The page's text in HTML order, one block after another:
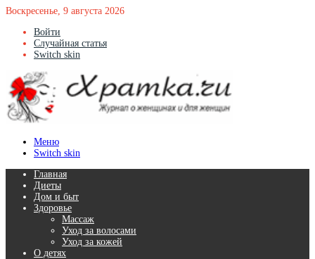
Воскресенье, 9 августа 2026
Войти
Случайная статья
Switch skin
Меню
Switch skin
Главная
Диеты
Дом и быт
Здоровье
Массаж
Уход за волосами
Уход за кожей
О детях